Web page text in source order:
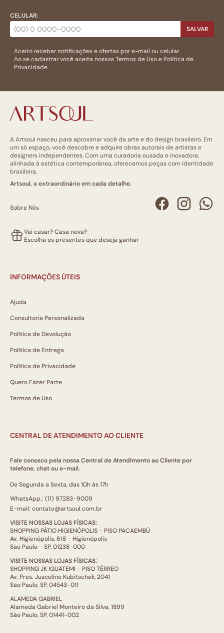
CELULAR:
SALVAR
Aceito receber notificações e ofertas por e-mail ou celular.
Ao se cadastrar você aceita nossosTermos de Usoe Politica de
Privacidade.
A Artsoul nasceu para aproximar você da arte e do design brasileiro. Em
um só espaço, você descobre e adquire obras autorais de artistas e
designers independentes. Com uma curadoria ousada e inovadora,
alinhada à estética contemporânea, oferecemos peças com identidade
brasileira.
Artsoul, o extraordinário em cada detalhe.
Sobre Nós
Vai casar? Casa nova?
Escolha os presentes que deseja ganhar
INFORMAÇÕES ÚTEIS
Ajuda
Consultoria Personalizada
Política de Devolução
Política de Entrega
Política de Privacidade
Quero Fazer Parte
Termos de Uso
CENTRAL DE ATENDIMENTO AO CLIENTE
Fale conosco pela nossa Central de Atendimento ao Cliente por
telefone, chat ou e-mail.
De Segunda a Sexta, das 10h às 17h
WhatsApp.: (11) 97283-9009
E-mail: contato@artsoul.com.br
VISITE NOSSAS LOJAS FÍSICAS:
SHOPPING PÁTIO HIGIENÓPOLIS - PISO PACAEMBÚ
Av. Higienópolis, 618 - Higienópolis
São Paulo - SP, 01238-000
VISITE NOSSAS LOJAS FÍSICAS:
SHOPPING JK IGUATEMI - PISO TÉRREO
Av. Pres. Juscelino Kubitschek, 2041
São Paulo, SP, 04543-011
ALAMEDA GABRIEL
Alameda Gabriel Monteiro da Silva, 1899
São Paulo, SP, 01441-002